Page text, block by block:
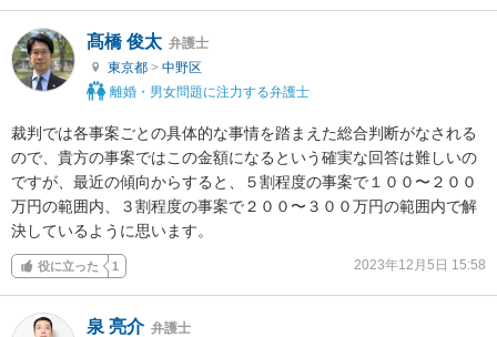
髙橋 俊太 弁護士
東京都 > 中野区
離婚・男女問題に注力する弁護士
裁判では各事案ごとの具体的な事情を踏まえた総合判断がなされる
ので、貴方の事案ではこの金額になるという確実な回答は難しいの
ですが、最近の傾向からすると、５割程度の事案で１００〜２００
万円の範囲内、３割程度の事案で２００〜３００万円の範囲内で解
決しているように思います。
役に立った 1 2023年12月5日 15:58
泉 亮介 弁護士